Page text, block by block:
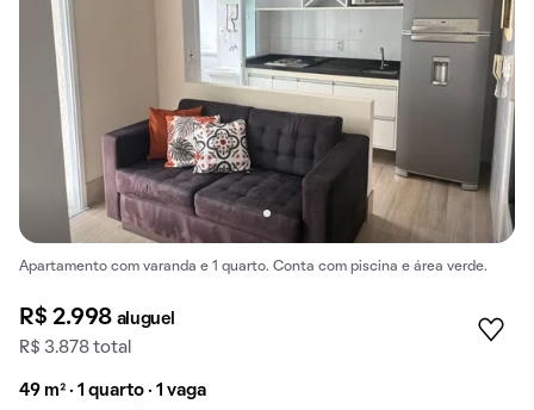
Apartamento com varanda e 1 quarto. Conta com piscina e área verde.
R$ 2.998 aluguel
R$ 3.878 total
49 m² · 1 quarto · 1 vaga